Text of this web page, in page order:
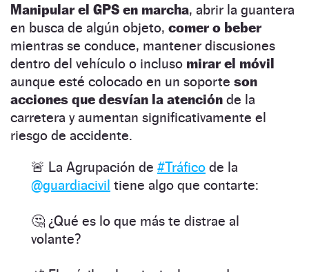
Manipular el GPS en marcha, abrir la guantera
en busca de algún objeto, comer o beber
mientras se conduce, mantener discusiones
dentro del vehículo o incluso mirar el móvil
aunque esté colocado en un soporte son
acciones que desvían la atención de la
carretera y aumentan significativamente el
riesgo de accidente.
🚨 La Agrupación de #Tráfico de la
@guardiacivil tiene algo que contarte:
🤔 ¿Qué es lo que más te distrae al
volante?